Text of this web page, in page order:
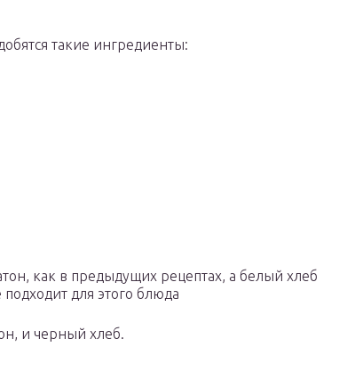
такие ингредиенты:
как в предыдущих рецептах, а белый хлеб
для этого блюда
и черный хлеб.